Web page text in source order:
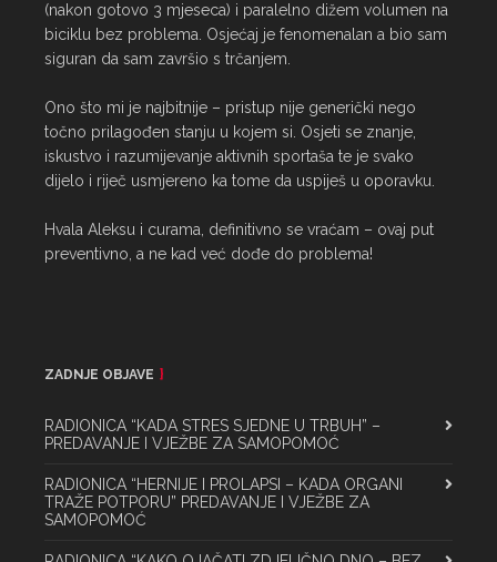
(nakon gotovo 3 mjeseca) i paralelno dižem volumen na
biciklu bez problema. Osjećaj je fenomenalan a bio sam
siguran da sam završio s trčanjem.
Ono što mi je najbitnije – pristup nije generički nego
točno prilagođen stanju u kojem si. Osjeti se znanje,
iskustvo i razumijevanje aktivnih sportaša te je svako
dijelo i riječ usmjereno ka tome da uspiješ u oporavku.
Hvala Aleksu i curama, definitivno se vraćam – ovaj put
preventivno, a ne kad već dođe do problema!
ZADNJE OBJAVE
RADIONICA “KADA STRES SJEDNE U TRBUH” –
PREDAVANJE I VJEŽBE ZA SAMOPOMOĆ
RADIONICA “HERNIJE I PROLAPSI – KADA ORGANI
TRAŽE POTPORU” PREDAVANJE I VJEŽBE ZA
SAMOPOMOĆ